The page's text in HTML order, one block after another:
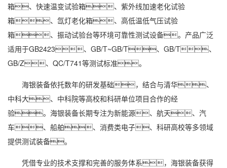
箱、快速温变试验箱、紫外线加速老化试验
箱、氙灯老化箱、高低温低气压试验
箱、振动试验台等环境可靠性测试设备。产品广泛
适用于GB2423、GB/T~GB/T、GB/T、
GB/Z、QC/T741等测试标准。
海银装备依托数年的研发基础，结合与清华、
中科大、中科院等高校和科研单位项目合作的经
验。海银装备长期专注为新能源、航天、汽
车、船舶、消费类电子、科研高校等多领域
提供测试装备。
凭借专业的技术支撑和完善的服务体系，海银装备获得